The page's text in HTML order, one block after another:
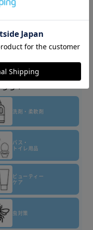
で配送致します≫
い。
ちら▼
洗剤・柔軟剤
バス・
トイレ用品
ビューティー
ケア
虫対策